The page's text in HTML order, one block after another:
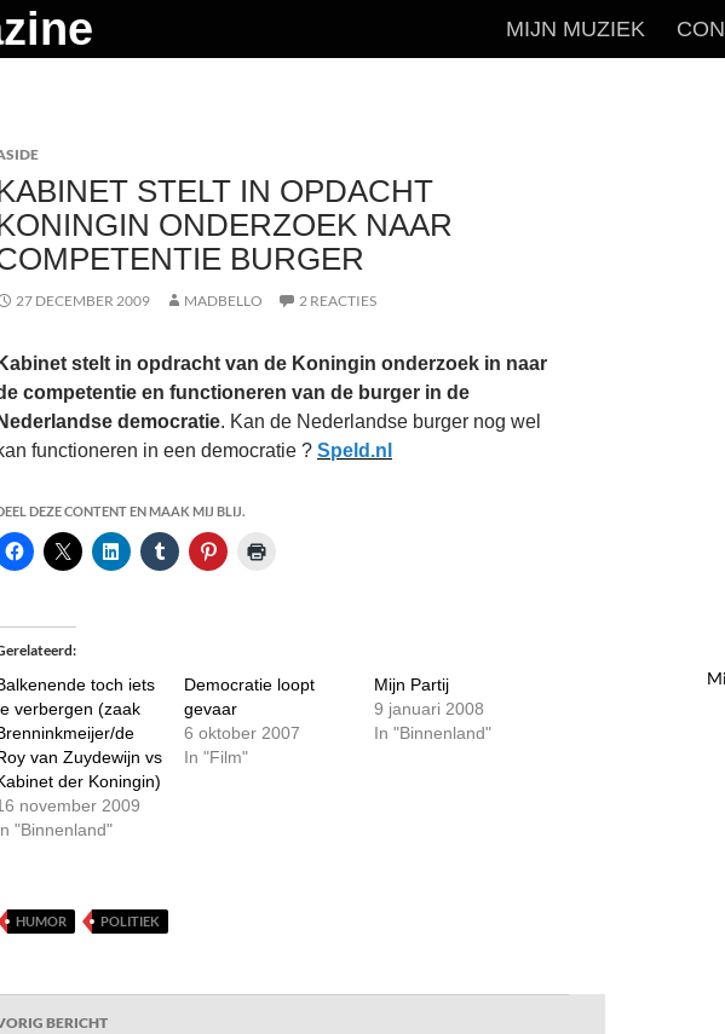
MIJN MUZIEK
STELT IN OPDACHT
ONDERZOEK NAAR
BURGER
27 DECEMBER 2009 MADBELLO 2 REACTIES
Kabinet stelt in opdracht van de Koningin onderzoek in naar
competentie en functioneren van de burger in de
Nederlandse democratie. Kan de Nederlandse burger nog wel
functioneren in een democratie ? Speld.nl
DEZE CONTENT EN MAAK MIJ BLIJ.
toch iets
verbergen (zaak
de
van Zuydewijn vs
der Koningin)
november 2009
"Binnenland"
Democratie loopt
gevaar
6 oktober 2007
In "Film"
Mijn Partij
9 januari 2008
In "Binnenland"
HUMOR POLITIEK
BERICHT